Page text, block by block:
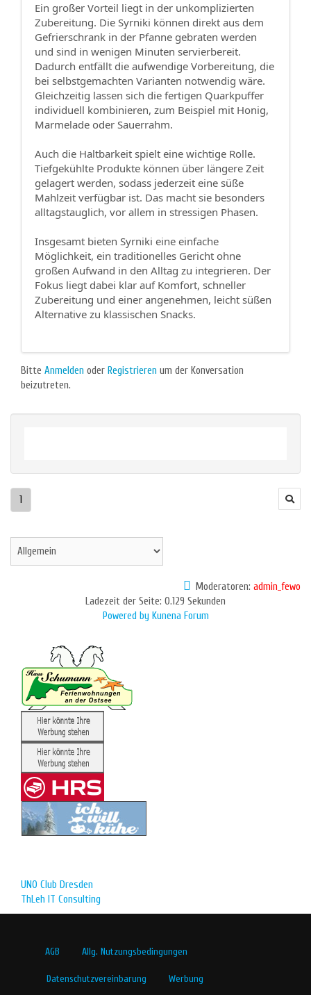
Ein großer Vorteil liegt in der unkomplizierten
Zubereitung. Die Syrniki können direkt aus dem
Gefrierschrank in der Pfanne gebraten werden
und sind in wenigen Minuten servierbereit.
Dadurch entfällt die aufwendige Vorbereitung, die
bei selbstgemachten Varianten notwendig wäre.
Gleichzeitig lassen sich die fertigen Quarkpuffer
individuell kombinieren, zum Beispiel mit Honig,
Marmelade oder Sauerrahm.
Auch die Haltbarkeit spielt eine wichtige Rolle.
Tiefgekühlte Produkte können über längere Zeit
gelagert werden, sodass jederzeit eine süße
Mahlzeit verfügbar ist. Das macht sie besonders
alltagstauglich, vor allem in stressigen Phasen.
Insgesamt bieten Syrniki eine einfache
Möglichkeit, ein traditionelles Gericht ohne
großen Aufwand in den Alltag zu integrieren. Der
Fokus liegt dabei klar auf Komfort, schneller
Zubereitung und einer angenehmen, leicht süßen
Alternative zu klassischen Snacks.
Bitte Anmelden oder Registrieren um der Konversation
beizutreten.
1
Moderatoren: admin_fewo
Ladezeit der Seite: 0.129 Sekunden
Powered by Kunena Forum
UNO Club Dresden
ThLeh IT Consulting
AGB Allg. Nutzungsbedingungen
Datenschutzvereinbarung Werbung